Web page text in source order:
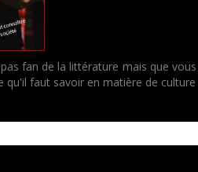
fan de la littérature mais que
qu'il faut savoir en matière de culture